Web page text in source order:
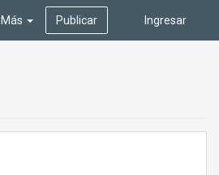
Ingresar
Más Publicar